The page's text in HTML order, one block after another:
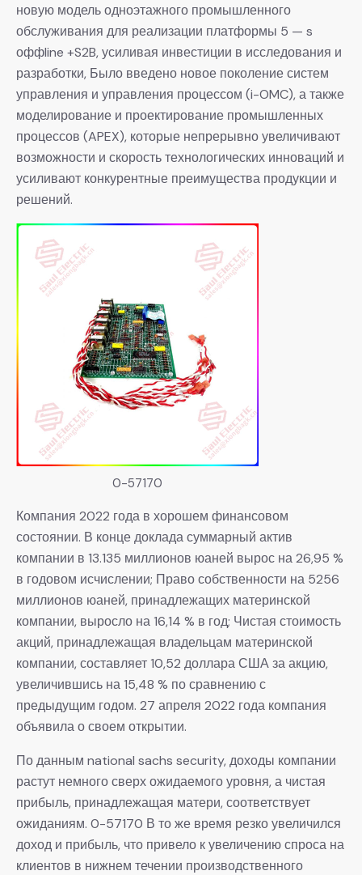
новую модель одноэтажного промышленного
обслуживания для реализации платформы 5 — s
оффline +S2B, усиливая инвестиции в исследования и
разработки, Было введено новое поколение систем
управления и управления процессом (i-OMC), а также
моделирование и проектирование промышленных
процессов (APEX), которые непрерывно увеличивают
возможности и скорость технологических инноваций и
усиливают конкурентные преимущества продукции и
решений.
0-57170
Компания 2022 года в хорошем финансовом
состоянии. В конце доклада суммарный актив
компании в 13.135 миллионов юаней вырос на 26,95 %
в годовом исчислении; Право собственности на 5256
миллионов юаней, принадлежащих материнской
компании, выросло на 16,14 % в год; Чистая стоимость
акций, принадлежащая владельцам материнской
компании, составляет 10,52 доллара США за акцию,
увеличившись на 15,48 % по сравнению с
предыдущим годом. 27 апреля 2022 года компания
объявила о своем открытии.
По данным national sachs security, доходы компании
растут немного сверх ожидаемого уровня, а чистая
прибыль, принадлежащая матери, соответствует
ожиданиям. 0-57170 В то же время резко увеличился
доход и прибыль, что привело к увеличению спроса на
клиентов в нижнем течении производственного